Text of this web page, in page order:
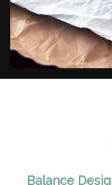
Balance